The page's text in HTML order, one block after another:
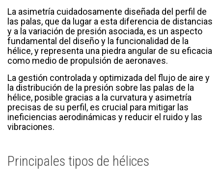
La asimetría cuidadosamente diseñada del perfil de
las palas, que da lugar a esta diferencia de distancias
y a la variación de presión asociada, es un aspecto
fundamental del diseño y la funcionalidad de la
hélice, y representa una piedra angular de su eficacia
como medio de propulsión de aeronaves.
La gestión controlada y optimizada del flujo de aire y
la distribución de la presión sobre las palas de la
hélice, posible gracias a la curvatura y asimetría
precisas de su perfil, es crucial para mitigar las
ineficiencias aerodinámicas y reducir el ruido y las
vibraciones.
Principales tipos de hélices